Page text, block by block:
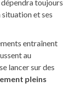
dépendra toujours
situation et ses
entraînent
au
lancer sur des
pleins